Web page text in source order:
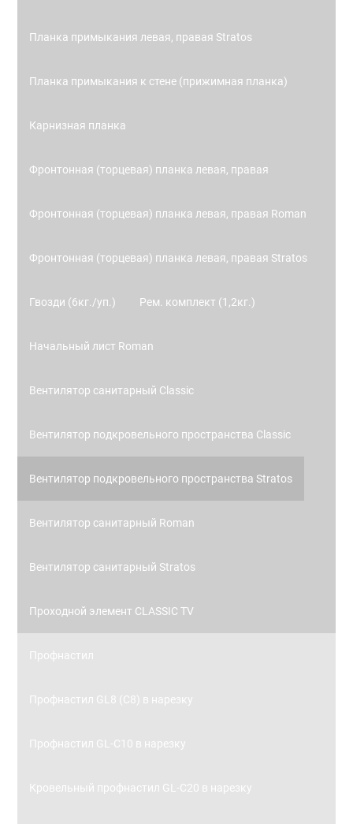
Планка примыкания левая, правая Stratos
Планка примыкания к стене (прижимная планка)
Карнизная планка
Фронтонная (торцевая) планка левая, правая
Фронтонная (торцевая) планка левая, правая Roman
Фронтонная (торцевая) планка левая, правая Stratos
Гвозди (6кг./уп.) Рем. комплект (1,2кг.)
Начальный лист Roman
Вентилятор санитарный Classic
Вентилятор подкровельного пространства Classic
Вентилятор подкровельного пространства Stratos
Вентилятор санитарный Roman
Вентилятор санитарный Stratos
Проходной элемент CLASSIC TV
Профнастил
Профнастил GL8 (С8) в нарезку
Профнастил GL-С10 в нарезку
Кровельный профнастил GL-С20 в нарезку